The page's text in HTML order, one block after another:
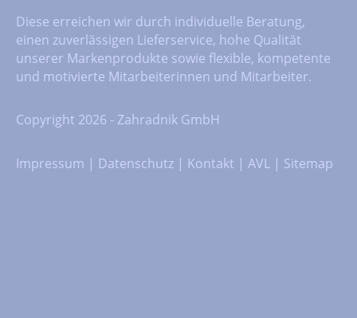
Diese erreichen wir durch individuelle Beratung,
einen zuverlässigen Lieferservice, hohe Qualität
unserer Markenprodukte sowie flexible, kompetente
und motivierte Mitarbeiterinnen und Mitarbeiter.
Copyright 2026 - Zahradnik GmbH
Impressum | Datenschutz | Kontakt | AVL | Sitemap